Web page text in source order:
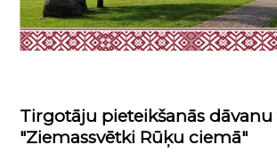
Tirgotāju pieteikšanās
"Ziemassvētki Rūķu ciemā"